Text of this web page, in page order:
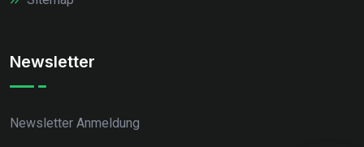
Newsletter
Newsletter Anmeldung